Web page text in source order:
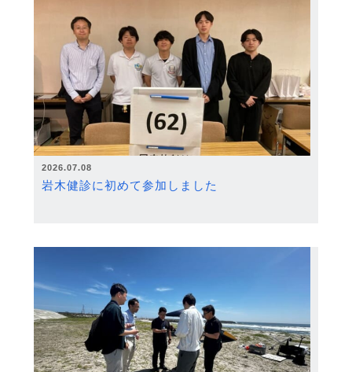
2026.07.08
岩木健診に初めて参加しました